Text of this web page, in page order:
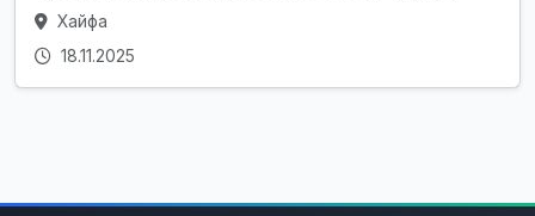
Хайфа
18.11.2025